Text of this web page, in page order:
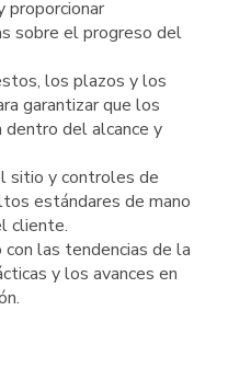
proporcionar
sobre el progreso del
los plazos y los
garantizar que los
del alcance y
sitio y controles de
estándares de mano
cliente.
las tendencias de la
y los avances en